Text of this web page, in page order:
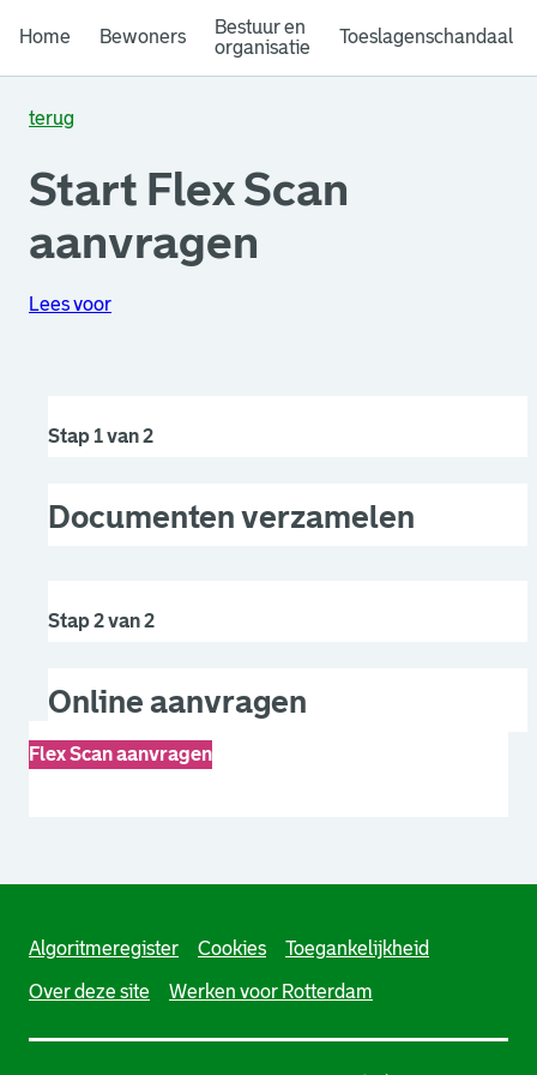
Home Bewoners
Bestuur en
organisatie
Toeslagenschandaal
terug
Start Flex Scan
aanvragen
Lees voor
Stap 1 van 2
Documenten verzamelen
Stap 2 van 2
Online aanvragen
Flex Scan aanvragen
Algoritmeregister Cookies Toegankelijkheid
Over deze site Werken voor Rotterdam